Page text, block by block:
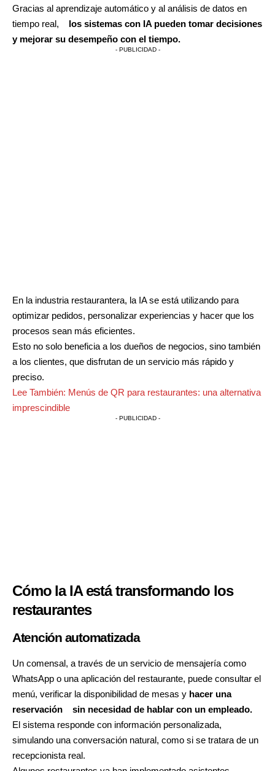
Gracias al aprendizaje automático y al análisis de datos en
tiempo real,
los sistemas con IA pueden tomar decisiones
y mejorar su desempeño con el tiempo.
- PUBLICIDAD -
En la industria restaurantera, la IA se está utilizando para
optimizar pedidos, personalizar experiencias y hacer que los
procesos sean más eficientes.
Esto no solo beneficia a los dueños de negocios, sino también
a los clientes, que disfrutan de un servicio más rápido y
preciso.
Lee También: Menús de QR para restaurantes: una alternativa
imprescindible
- PUBLICIDAD -
Cómo la IA está transformando los
restaurantes
Atención automatizada
Un comensal, a través de un servicio de mensajería como
WhatsApp o una aplicación del restaurante, puede consultar el
menú, verificar la disponibilidad de mesas y hacer una
reservación
sin necesidad de hablar con un empleado.
El sistema responde con información personalizada,
simulando una conversación natural, como si se tratara de un
recepcionista real.